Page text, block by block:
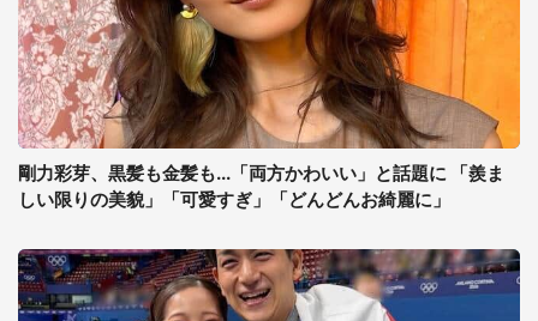
剛力彩芽、黒髪も金髪も...「両方かわいい」と話題に 「羨ま
しい限りの美貌」「可愛すぎ」「どんどんお綺麗に」